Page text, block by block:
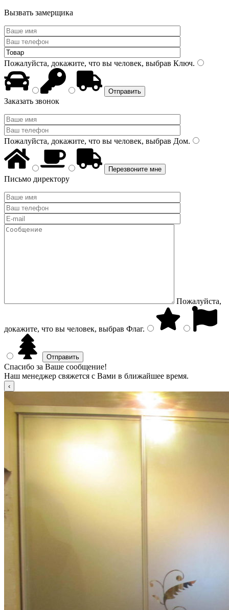
Вызвать замерщика
Пожалуйста, докажите, что вы человек, выбрав Ключ.
Заказать звонок
Пожалуйста, докажите, что вы человек, выбрав Дом.
Письмо директору
Пожалуйста,
докажите, что вы человек, выбрав Флаг.
Спасибо за Ваше сообщение!
Наш менеджер свяжется с Вами в ближайшее время.